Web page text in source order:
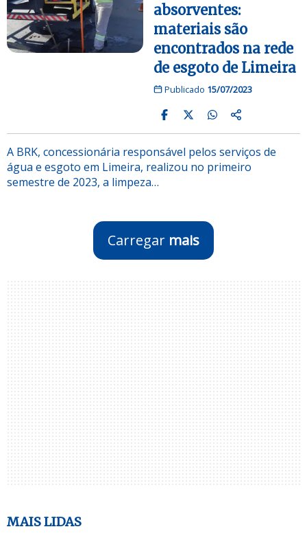
absorventes:
materiais são
encontrados na rede
de esgoto de Limeira
Publicado 15/07/2023
A BRK, concessionária responsável pelos serviços de
água e esgoto em Limeira, realizou no primeiro
semestre de 2023, a limpeza…
Carregar mais
MAIS LIDAS